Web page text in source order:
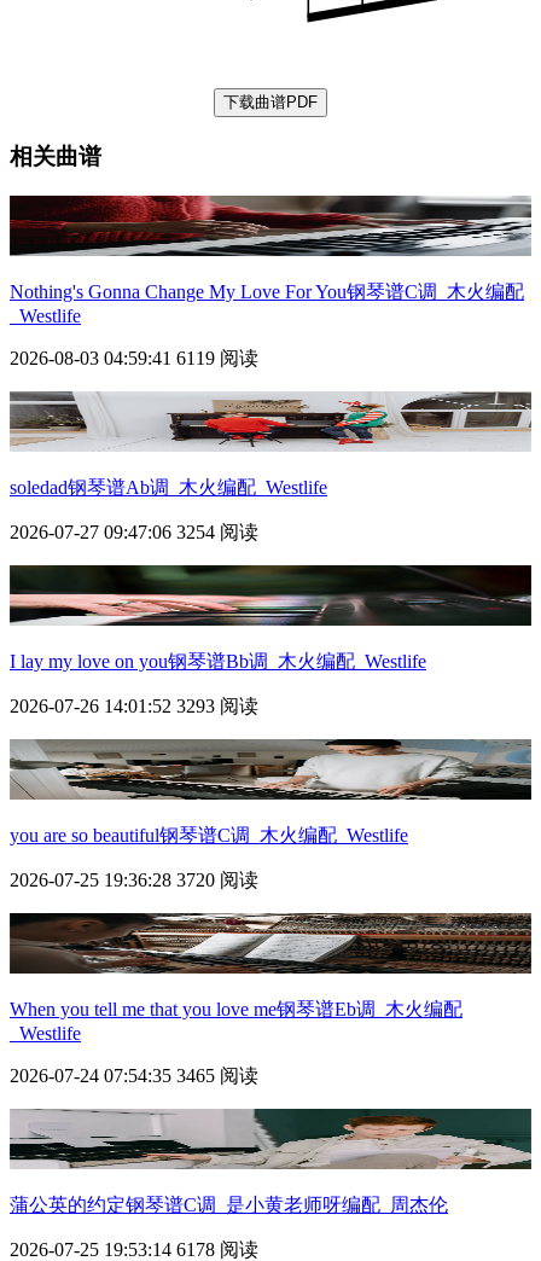
下载曲谱PDF
相关曲谱
Nothing's Gonna Change My Love For You钢琴谱C调_木火编配
_Westlife
2026-08-03 04:59:41 6119 阅读
soledad钢琴谱Ab调_木火编配_Westlife
2026-07-27 09:47:06 3254 阅读
I lay my love on you钢琴谱Bb调_木火编配_Westlife
2026-07-26 14:01:52 3293 阅读
you are so beautiful钢琴谱C调_木火编配_Westlife
2026-07-25 19:36:28 3720 阅读
When you tell me that you love me钢琴谱Eb调_木火编配
_Westlife
2026-07-24 07:54:35 3465 阅读
蒲公英的约定钢琴谱C调_是小黄老师呀编配_周杰伦
2026-07-25 19:53:14 6178 阅读